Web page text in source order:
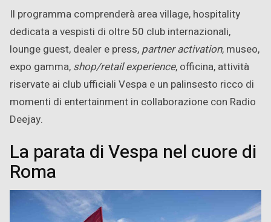
Il programma comprenderà area village, hospitality
dedicata a vespisti di oltre 50 club internazionali,
lounge guest, dealer e press, partner activation, museo,
expo gamma, shop/retail experience, officina, attività
riservate ai club ufficiali Vespa e un palinsesto ricco di
momenti di entertainment in collaborazione con Radio
Deejay.
La parata di Vespa nel cuore di
Roma